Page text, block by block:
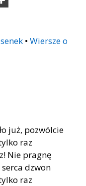
• Wiersze o
już, pozwólcie
raz
Nie pragnę
dzwon
raz